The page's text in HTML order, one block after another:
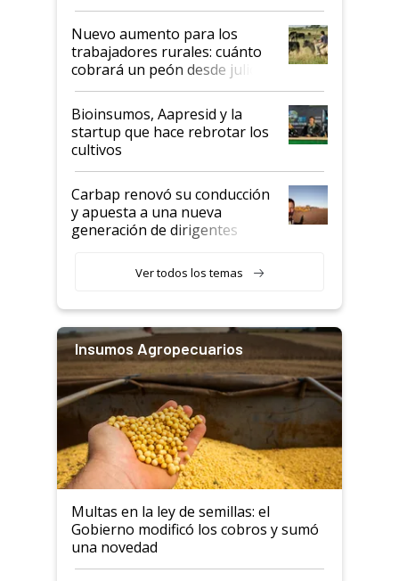
Nuevo aumento para los
trabajadores rurales: cuánto
cobrará un peón desde julio
Bioinsumos, Aapresid y la
startup que hace rebrotar los
cultivos
Carbap renovó su conducción
y apuesta a una nueva
generación de dirigentes
Ver todos los temas
Insumos Agropecuarios
Multas en la ley de semillas: el
Gobierno modificó los cobros y sumó
una novedad